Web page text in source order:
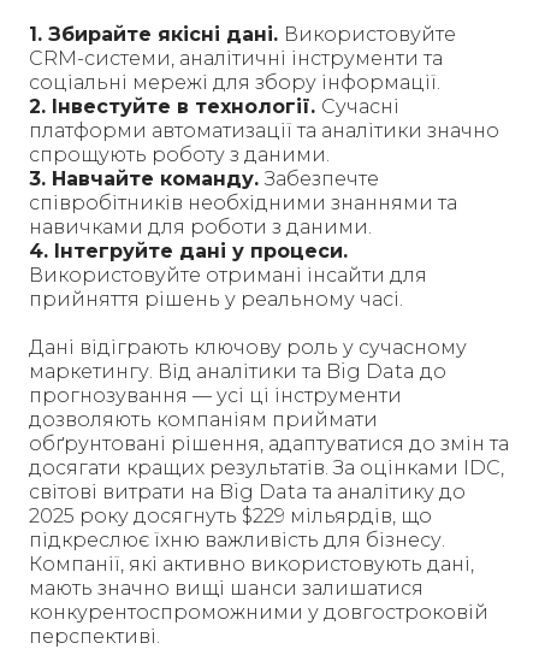
1. Збирайте якісні дані. Використовуйте
CRM-системи, аналітичні інструменти та
соціальні мережі для збору інформації.
2. Інвестуйте в технології. Сучасні
платформи автоматизації та аналітики значно
спрощують роботу з даними.
3. Навчайте команду.Забезпечте
співробітників необхідними знаннями та
навичками для роботи з даними.
4. Інтегруйте дані у процеси.
Використовуйте отримані інсайти для
прийняття рішень у реальному часі.
Дані відіграють ключову роль у сучасному
маркетингу. Від аналітики та Big Data до
прогнозування — усі ці інструменти
дозволяють компаніям приймати
обґрунтовані рішення, адаптуватися до змін та
досягати кращих результатів. За оцінками IDC,
світові витрати на Big Data та аналітику до
2025 року досягнуть $229 мільярдів, що
підкреслює їхню важливість для бізнесу.
Компанії, які активно використовують дані,
мають значно вищі шанси залишатися
конкурентоспроможними у довгостроковій
перспективі.